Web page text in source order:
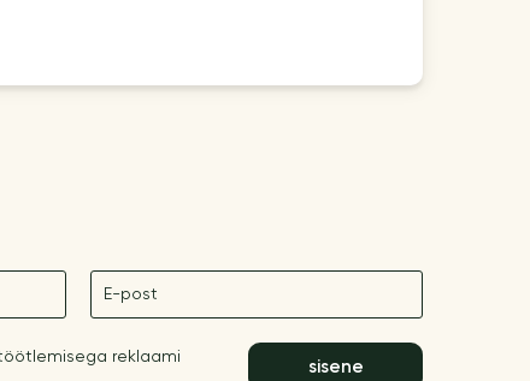
E-post
reklaami
sisene